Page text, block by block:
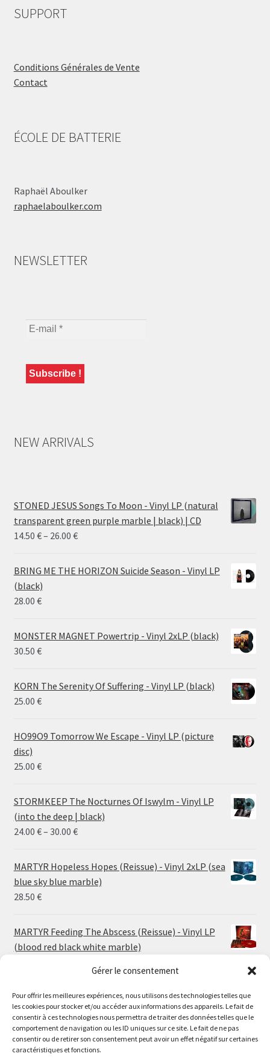
Gérer le consentement
Pour offrir les meilleures expériences, nous utilisons des technologies telles que
les cookies pour stocker et/ou accéder aux informations des appareils. Le fait de
consentir à ces technologies nous permettra de traiter des données telles que le
comportement de navigation ou les ID uniques sur ce site. Le fait de ne pas
consentir ou de retirer son consentement peut avoir un effet négatif sur certaines
caractéristiques et fonctions.
Le magasin de Lyon sera fermé du 30 juillet au 17 août
inclus. Les commandes seront expédiées à partir du 18
SUPPORT
Conditions Générales de Vente
Contact
ÉCOLE DE BATTERIE
Raphaël Aboulker
raphaelaboulker.com
NEWSLETTER
NEW ARRIVALS
STONED JESUS Songs To Moon - Vinyl LP (natural
transparent green purple marble | black) | CD
14.50 €– 26.00 €Price
14.50 €
BRING ME THE HORIZON Suicide Season - Vinyl LP
(black)
28.00 €
MONSTER MAGNET Powertrip - Vinyl 2xLP (black)
30.50 €
KORN The Serenity Of Suffering - Vinyl LP (black)
25.00 €
HO99O9 Tomorrow We Escape - Vinyl LP (picture
disc)
25.00 €
STORMKEEP The Nocturnes Of Iswylm - Vinyl LP
(into the deep | black)
24.00 €– 30.00 €Price
24.00 €
through
MARTYR Hopeless Hopes (Reissue) - Vinyl 2xLP (sea
blue sky blue marble)
28.50 €
MARTYR Feeding The Abscess (Reissue) - Vinyl LP
(blood red black white marble)
MARTYR Warp Zone (Reissue) - Vinyl LP (swamp
green orange marble)
23.00€